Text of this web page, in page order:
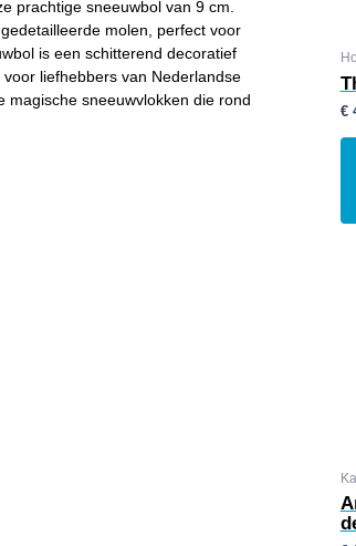
prachtige sneeuwbol van 9 cm.
molen, perfect voor
is een schitterend decoratief
liefhebbers van Nederlandse
magische sneeuwvlokken die rond
€